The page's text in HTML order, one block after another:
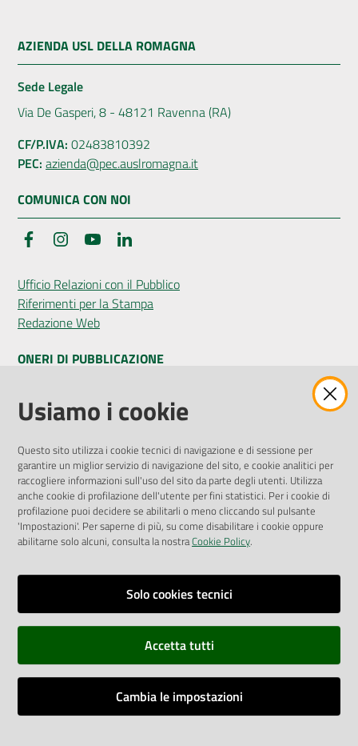
AZIENDA USL DELLA ROMAGNA
Sede Legale
Via De Gasperi, 8 - 48121 Ravenna (RA)
CF/P.IVA: 02483810392
PEC: azienda@pec.auslromagna.it
COMUNICA CON NOI
FacebookInstagramYouTube
Ufficio Relazioni con il Pubblico
Riferimenti per la Stampa
Redazione Web
ONERI DI PUBBLICAZIONE
Amministrazione Trasparente
Pubblicità legale
Privacy Policy
Attuazione Misure PNRR
Liste di Attesa
ENTI, IMPRESE E PARTNER
Fatturazione Elettronica
Richiesta Patrocinio
Dichiarazione di Accessibilità
Dati di Monitoraggio
Usiamo i cookie
Questo sito utilizza i cookie tecnici di navigazione e di sessione per
garantire un miglior servizio di navigazione del sito, e cookie analitici per
raccogliere informazioni sull'uso del sito da parte degli utenti. Utilizza
anche cookie di profilazione dell'utente per fini statistici. Per i cookie di
profilazione puoi decidere se abilitarli o meno cliccando sul pulsante
'Impostazioni'. Per saperne di più, su come disabilitare i cookie oppure
abilitarne solo alcuni, consulta la nostraCookie Policy.
Solo cookies tecnici
Accetta tutti
Cambia le impostazioni